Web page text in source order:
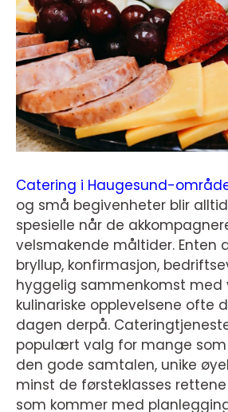
Catering i Haugesund-
og små begivenheter blir
spesielle når de
velsmakende måltider. Enten
bryllup, konfirmasjon,
hyggelig sammenkomst med
kulinariske opplevelsene ofte
dagen derpå.
populært valg for mange som
den gode samtalen, unike
minst de førsteklasses
som kommer med